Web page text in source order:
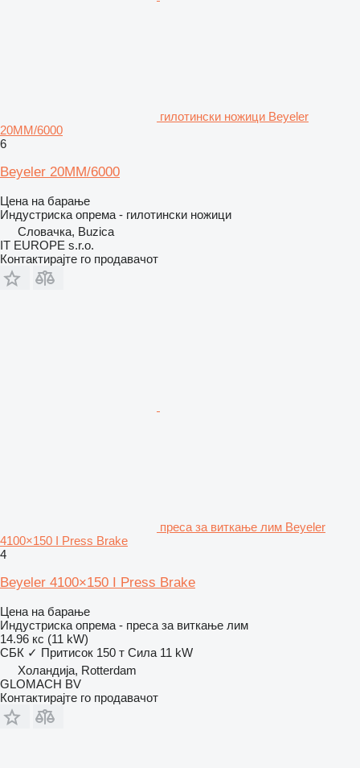
гилотински ножици Beyeler
20MM/6000
6
Beyeler 20MM/6000
Цена на барање
Индустриска опрема - гилотински ножици
Словачка, Buzica
IT EUROPE s.r.o.
Контактирајте го продавачот
преса за виткање лим Beyeler
4100×150 I Press Brake
4
Beyeler 4100×150 I Press Brake
Цена на барање
Индустриска опрема - преса за виткање лим
14.96 кс (11 kW)
СБК ✓ Притисок 150 т Сила 11 kW
Холандија, Rotterdam
GLOMACH BV
Контактирајте го продавачот